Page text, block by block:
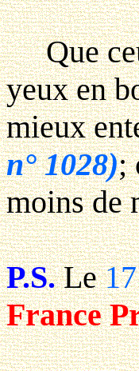
Que
yeux en
mieux
n° 1028);
moins de
P.S.Le
France